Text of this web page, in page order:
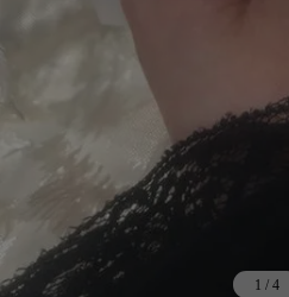
1 / 4